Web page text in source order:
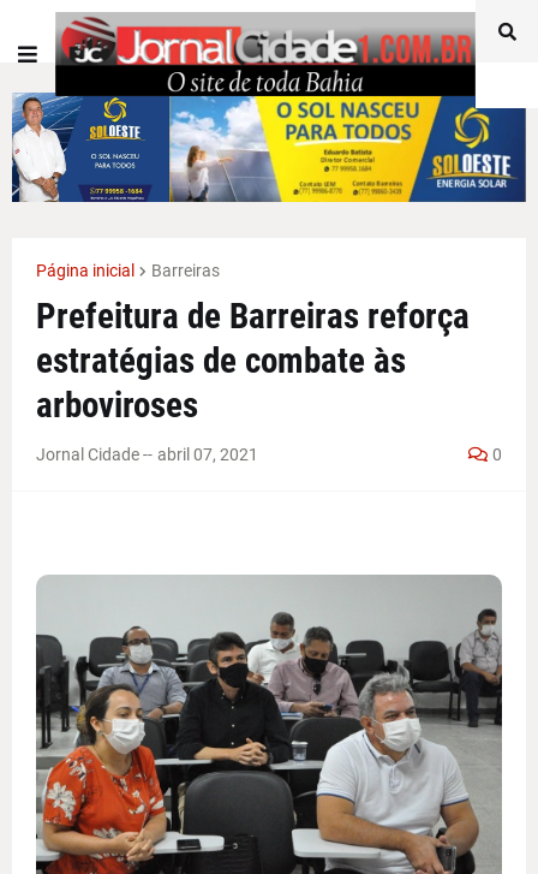
Página inicial Barreiras
Prefeitura de Barreiras reforça
estratégias de combate às
arboviroses
Jornal Cidade -- abril 07, 2021 0